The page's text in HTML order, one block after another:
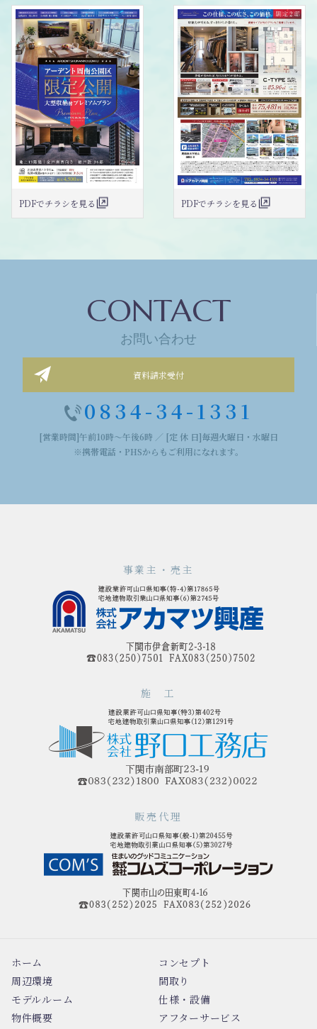
PDFでチラシを見る PDFでチラシを見る
CONTACT
お問い合わせ
資料請求受付
0834-34-1331
[営業時間]午前10時～午後6時 ／ [定 休 日]毎週火曜日・水曜日
※携帯電話・PHSからもご利用になれます。
事業主・売主
施 工
販売代理
ホーム
コンセプト
周辺環境
間取り
モデルルーム
仕様・設備
物件概要
アフターサービス